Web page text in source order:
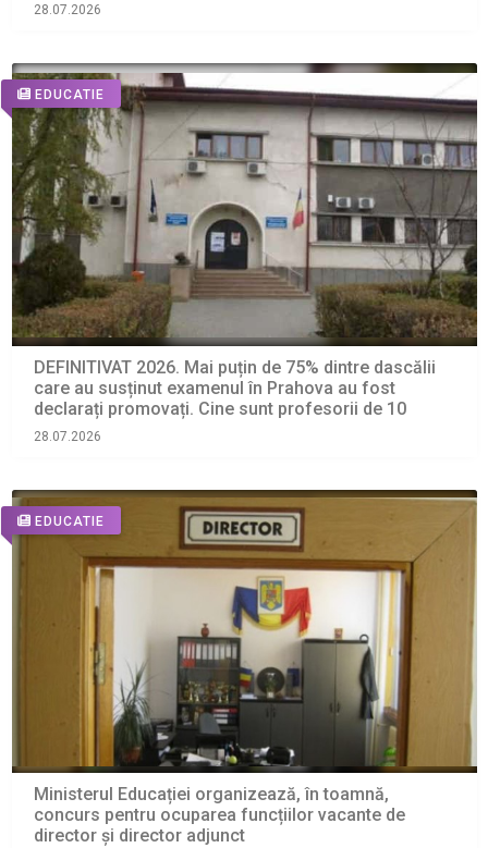
28.07.2026
EDUCATIE
DEFINITIVAT 2026. Mai puțin de 75% dintre dascălii
care au susținut examenul în Prahova au fost
declarați promovați. Cine sunt profesorii de 10
28.07.2026
EDUCATIE
Ministerul Educației organizează, în toamnă,
concurs pentru ocuparea funcțiilor vacante de
director și director adjunct